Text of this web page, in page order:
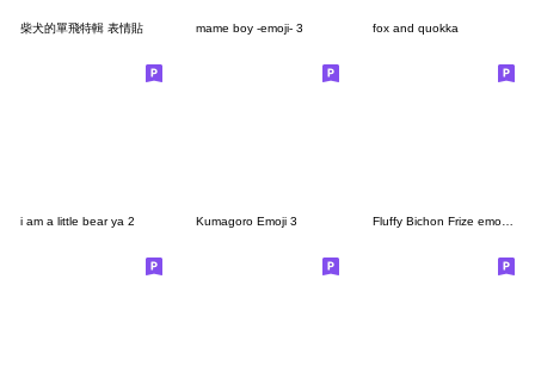
柴犬的單飛特輯 表情貼 mame boy -emoji- 3 fox and quokka
i am a little bear ya 2 Kumagoro Emoji 3 Fluffy Bichon Frize emoji 6